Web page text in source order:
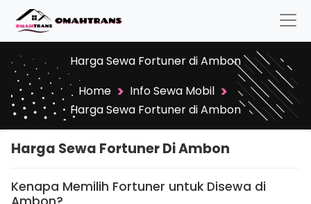
Harga Sewa Fortuner di Ambon
Home > Info Sewa Mobil >
Harga Sewa Fortuner di Ambon
Harga Sewa Fortuner Di Ambon
Kenapa Memilih Fortuner untuk Disewa di